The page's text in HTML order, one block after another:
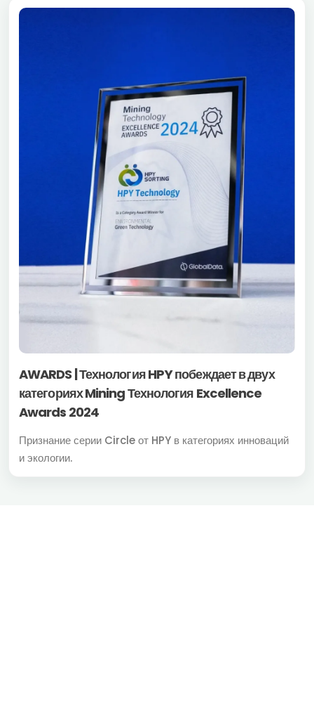
AWARDS | Технология HPY побеждает в двух
категориях Mining Технология Excellence
Awards 2024
Признание серии Circle от HPY в категориях инноваций
и экологии.